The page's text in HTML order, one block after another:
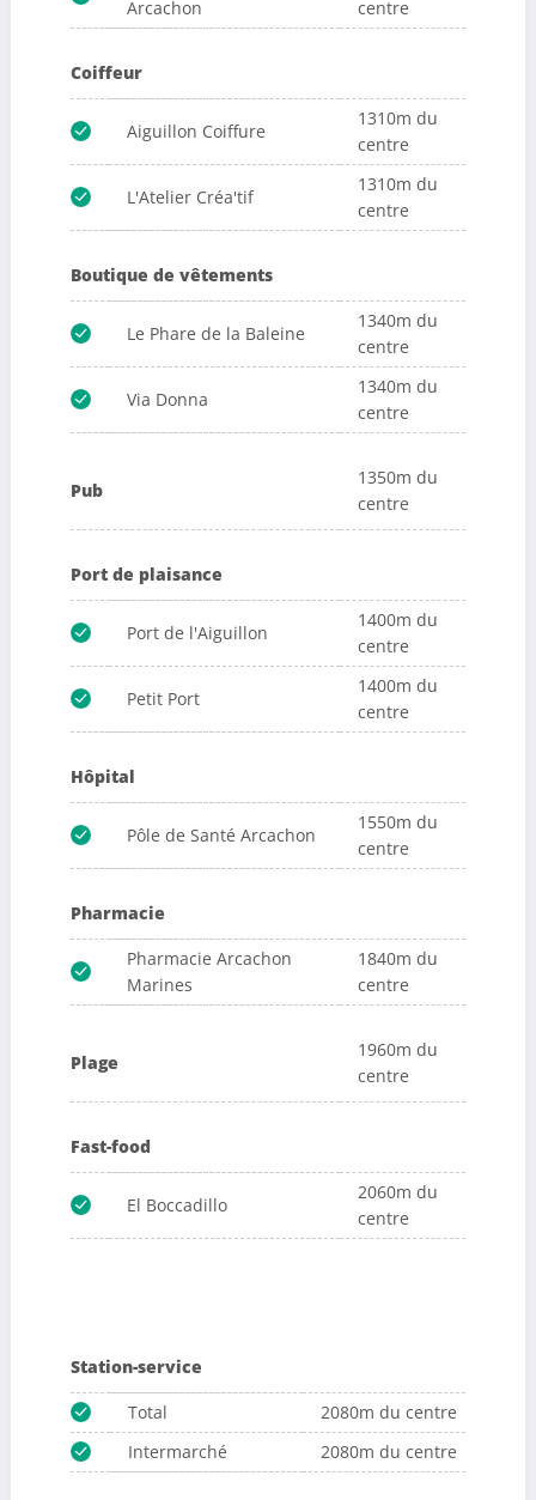
Arcachon
centre
Coiffeur
Aiguillon Coiffure
1310m du
centre
L'Atelier Créa'tif
1310m du
centre
Boutique de vêtements
Le Phare de la Baleine
1340m du
centre
Via Donna
1340m du
centre
Pub
1350m du
centre
Port de plaisance
Port de l'Aiguillon
1400m du
centre
Petit Port
1400m du
centre
Hôpital
Pôle de Santé Arcachon
1550m du
centre
Pharmacie
Pharmacie Arcachon
Marines
1840m du
centre
Plage
1960m du
centre
Fast-food
El Boccadillo
2060m du
centre
Station-service
Total
2080m du centre
Intermarché
2080m du centre